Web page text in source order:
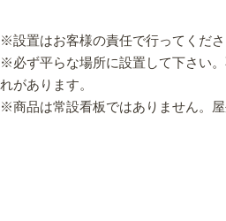
※設置はお客様の責任で行ってくださ
※必ず平らな場所に設置して下さい
れがあります。
※商品は常設看板ではありません。